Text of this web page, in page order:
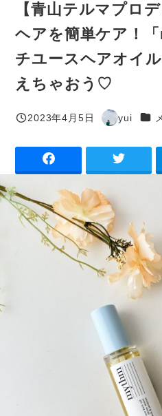
【青山テルマプロ
ヘアを簡単ケア！
チユースヘアオイ
えちゃおう♡
投稿日
2023年4月5日
著
yui カテ